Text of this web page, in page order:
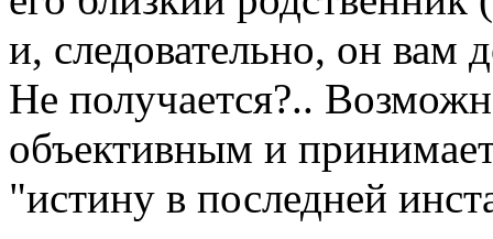
и, следовательно, он вам
Не получается?..
объективным и
"истину в последней